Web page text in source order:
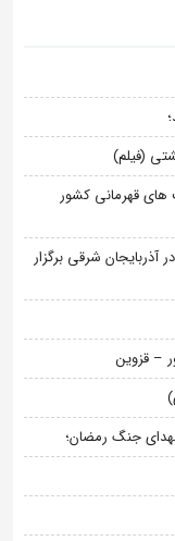
(فیلم)
های قهرمانی کشور
ساحلی نوجوانان از 17 مرداد در آذربایجان شرقی برگزار
– قزوین
جنگ رمضان؛